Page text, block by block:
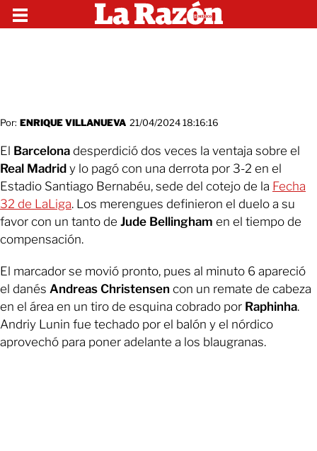
Por: ENRIQUE VILLANUEVA 21/04/2024 18:16:16
El Barcelona desperdició dos veces la ventaja sobre el
Real Madrid y lo pagó con una derrota por 3-2 en el
Estadio Santiago Bernabéu, sede del cotejo de la Fecha
32 de LaLiga. Los merengues definieron el duelo a su
favor con un tanto de Jude Bellingham en el tiempo de
compensación.
El marcador se movió pronto, pues al minuto 6 apareció
el danés Andreas Christensen con un remate de cabeza
en el área en un tiro de esquina cobrado por Raphinha.
Andriy Lunin fue techado por el balón y el nórdico
aprovechó para poner adelante a los blaugranas.